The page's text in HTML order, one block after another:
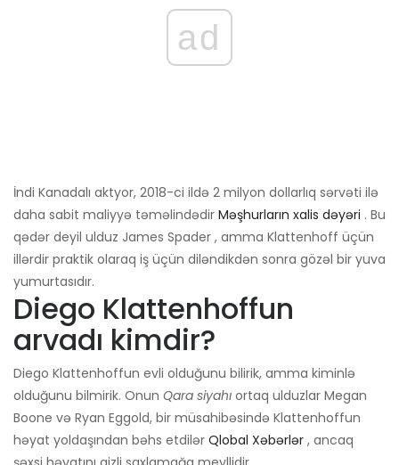
ad
İndi Kanadalı aktyor, 2018-ci ildə 2 milyon dollarlıq sərvəti ilə
daha sabit maliyyə təməlindədir Məşhurların xalis dəyəri . Bu
qədər deyil ulduz James Spader , amma Klattenhoff üçün
illərdir praktik olaraq iş üçün diləndikdən sonra gözəl bir yuva
yumurtasıdır.
Diego Klattenhoffun
arvadı kimdir?
Diego Klattenhoffun evli olduğunu bilirik, amma kiminlə
olduğunu bilmirik. Onun Qara siyahı ortaq ulduzlar Megan
Boone və Ryan Eggold, bir müsahibəsində Klattenhoffun
həyat yoldaşından bəhs etdilər Qlobal Xəbərlər , ancaq